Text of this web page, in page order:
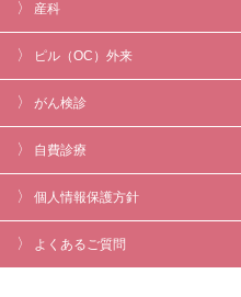
産科
ピル（OC）外来
がん検診
自費診療
個人情報保護方針
よくあるご質問